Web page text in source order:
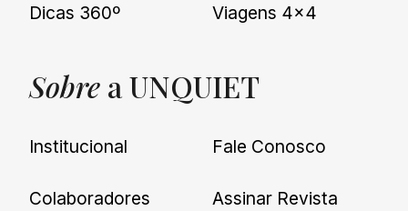
Dicas 360º Viagens 4×4
Sobre a UNQUIET
Institucional
Colaboradores
Fale Conosco
Assinar Revista